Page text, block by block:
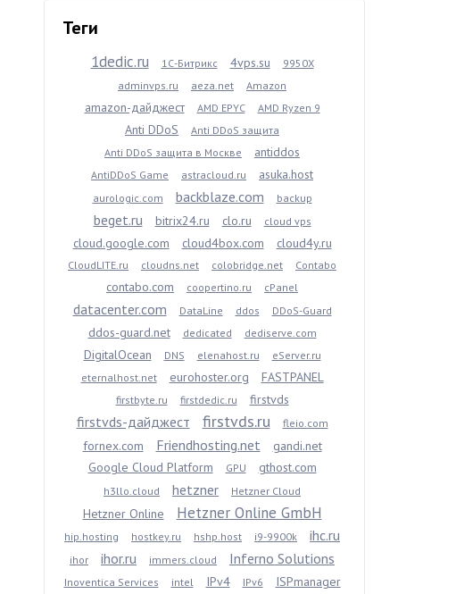
Теги
1dedic.ru 1С-Битрикс 4vps.su
9950X
adminvps.ru
aeza.net Amazon
amazon-дайджест AMD EPYC AMD Ryzen 9
Anti DDoS
Anti DDoS защита
Anti DDoS защита в Москве
antiddos
AntiDDoS Game astracloud.ru asuka.host
aurologic.com backblaze.com backup
beget.ru bitrix24.ru clo.ru cloud vps
cloud.google.com cloud4box.com cloud4y.ru
CloudLITE.ru cloudns.net colobridge.net Contabo
contabo.com coopertino.ru cPanel
datacenter.com DataLine ddos DDoS-Guard
ddos-guard.net dedicated dediserve.com
DigitalOcean DNS elenahost.ru
eServer.ru
eternalhost.net
eurohoster.org FASTPANEL
firstbyte.ru firstdedic.ru firstvds
firstvds-дайджест firstvds.ru fleio.com
fornex.com Friendhosting.net
gandi.net
Google Cloud Platform
GPU gthost.com
h3llo.cloud hetzner Hetzner Cloud
Hetzner Online Hetzner Online GmbH
hip.hosting hostkey.ru hshp.host i9-9900k ihc.ru
ihor ihor.ru immers.cloud Inferno Solutions
Inoventica Services intel IPv4 IPv6 ISPmanager